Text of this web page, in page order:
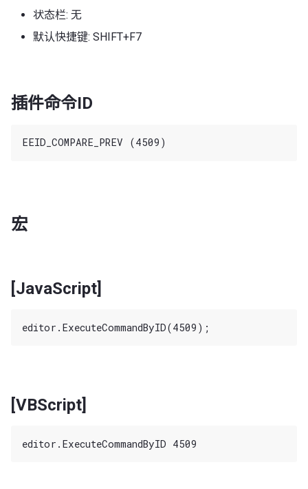
状态栏: 无
默认快捷键: SHIFT+F7
插件命令ID
宏
[JavaScript]
[VBScript]